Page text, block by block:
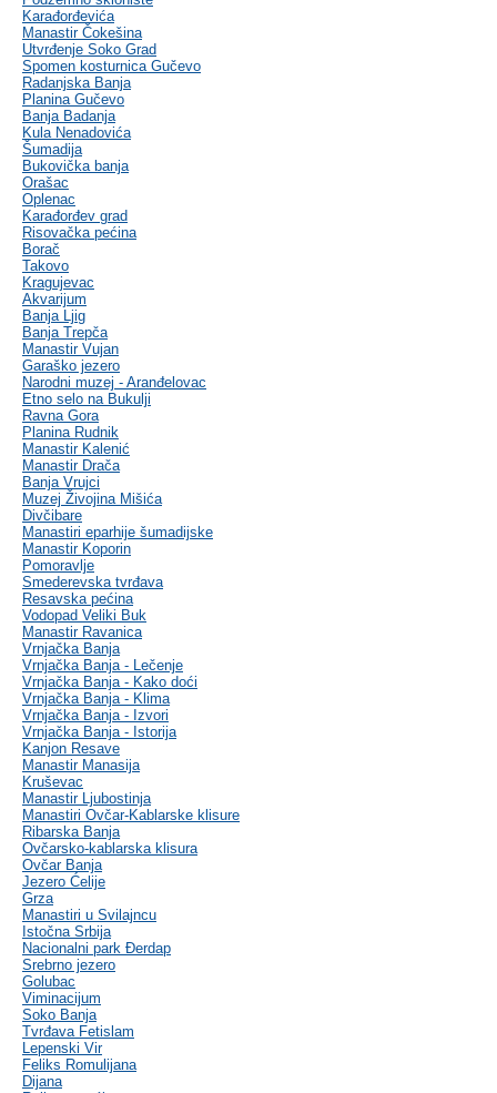
Karađorđevića
Manastir Čokešina
Utvrđenje Soko Grad
Spomen kosturnica Gučevo
Radanjska Banja
Planina Gučevo
Banja Badanja
Kula Nenadovića
Šumadija
Bukovička banja
Orašac
Oplenac
Karađorđev grad
Risovačka pećina
Borač
Takovo
Kragujevac
Akvarijum
Banja Ljig
Banja Trepča
Manastir Vujan
Garaško jezero
Narodni muzej - Aranđelovac
Etno selo na Bukulji
Ravna Gora
Planina Rudnik
Manastir Kalenić
Manastir Drača
Banja Vrujci
Muzej Živojina Mišića
Divčibare
Manastiri eparhije šumadijske
Manastir Koporin
Pomoravlje
Smederevska tvrđava
Resavska pećina
Vodopad Veliki Buk
Manastir Ravanica
Vrnjačka Banja
Vrnjačka Banja - Lečenje
Vrnjačka Banja - Kako doći
Vrnjačka Banja - Klima
Vrnjačka Banja - Izvori
Vrnjačka Banja - Istorija
Kanjon Resave
Manastir Manasija
Kruševac
Manastir Ljubostinja
Manastiri Ovčar-Kablarske klisure
Ribarska Banja
Ovčarsko-kablarska klisura
Ovčar Banja
Jezero Ćelije
Grza
Manastiri u Svilajncu
Istočna Srbija
Nacionalni park Đerdap
Srebrno jezero
Golubac
Viminacijum
Soko Banja
Tvrđava Fetislam
Lepenski Vir
Feliks Romulijana
Dijana